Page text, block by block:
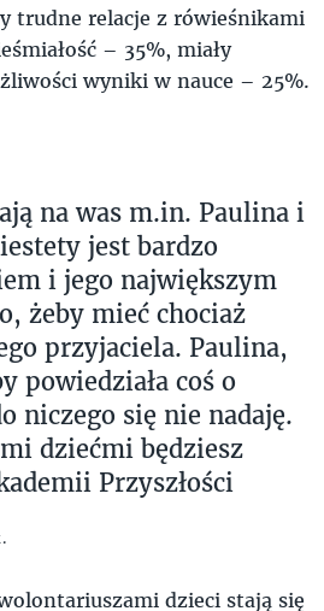
trudne relacje z rówieśnikami
– 35%, miały
wyniki w nauce – 25%.
na was m.in. Paulina i
jest bardzo
i jego największym
żeby mieć chociaż
przyjaciela. Paulina,
powiedziała coś o
niczego się nie nadaję.
dziećmi będziesz
Przyszłości
dzieci stają się